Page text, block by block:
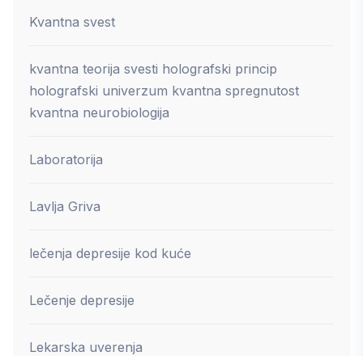
Kvantna svest
kvantna teorija svesti holografski princip
holografski univerzum kvantna spregnutost
kvantna neurobiologija
Laboratorija
Lavlja Griva
lečenja depresije kod kuće
Lečenje depresije
Lekarska uverenja